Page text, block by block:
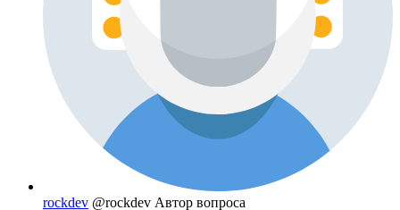
rockdev @rockdev Автор вопроса